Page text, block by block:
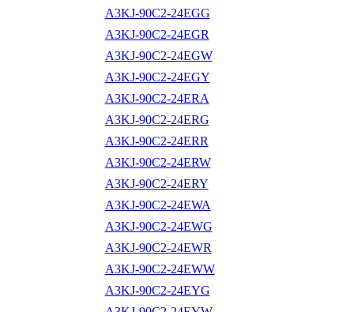
A3KJ-90C2-24EGG
A3KJ-90C2-24EGR
A3KJ-90C2-24EGW
A3KJ-90C2-24EGY
A3KJ-90C2-24ERA
A3KJ-90C2-24ERG
A3KJ-90C2-24ERR
A3KJ-90C2-24ERW
A3KJ-90C2-24ERY
A3KJ-90C2-24EWA
A3KJ-90C2-24EWG
A3KJ-90C2-24EWR
A3KJ-90C2-24EWW
A3KJ-90C2-24EYG